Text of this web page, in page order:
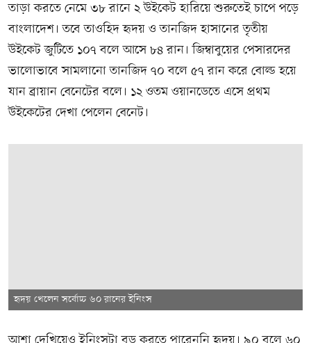
তাড়া করতে নেমে ৩৮ রানে ২ উইকেট হারিয়ে শুরুতেই চাপে পড়ে
বাংলাদেশ। তবে তাওহিদ হৃদয় ও তানজিদ হাসানের তৃতীয়
উইকেট জুটিতে ১০৭ বলে আসে ৮৪ রান। জিম্বাবুয়ের পেসারদের
ভালোভাবে সামলানো তানজিদ ৭০ বলে ৫৭ রান করে বোল্ড হয়ে
যান ব্রায়ান বেনেটের বলে। ১২ ওতম ওয়ানডেতে এসে প্রথম
উইকেটের দেখা পেলেন বেনেট।
হৃদয় খেলেন সর্বোচ্চ ৬০ রানের ইনিংস